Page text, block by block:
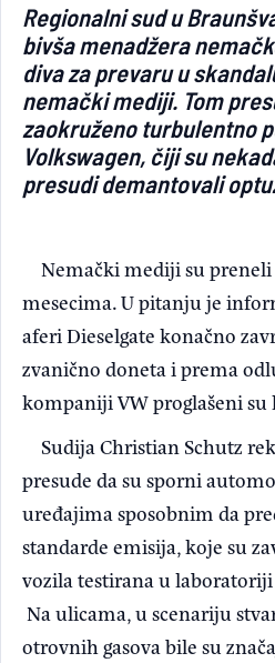
Regionalni sud u
bivša menadžera
diva za prevaru u
nemački mediji. Tom
zaokruženo turbulentno
Volkswagen, čiji su
presudi demantovali
Nemački mediji su preneli
mesecima. U pitanju je
aferi Dieselgate konačno
zvanično doneta i prema
kompaniji VW proglašeni
Sudija Christian Schutz
presude da su sporni
uređajima sposobnim da
standarde emisija, koje su
vozila testirana u
Na ulicama, u scenariju
otrovnih gasova bile su